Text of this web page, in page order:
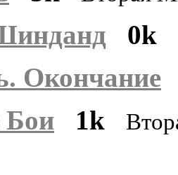
0k
Окончание
Бои
1k